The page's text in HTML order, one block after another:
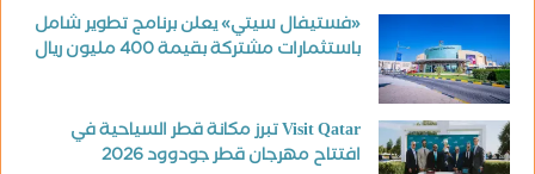
«فستيفال سيتي» يعلن برنامج تطوير شامل
باستثمارات مشتركة بقيمة 400 مليون ريال
Visit Qatar تبرز مكانة قطر السياحية في
افتتاح مهرجان قطر جودوود 2026